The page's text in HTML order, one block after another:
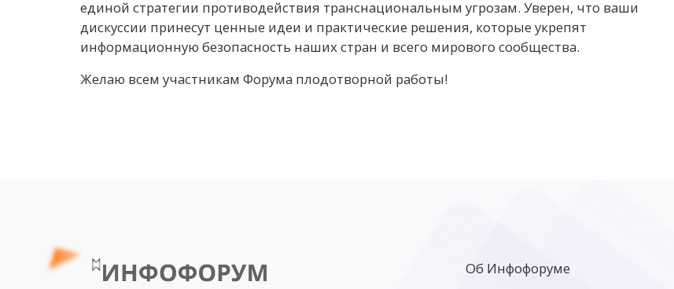
единой стратегии противодействия транснациональным угрозам. Уверен, что ваши
дискуссии принесут ценные идеи и практические решения, которые укрепят
информационную безопасность наших стран и всего мирового сообщества.
Желаю всем участникам Форума плодотворной работы!
Об Инфофоруме